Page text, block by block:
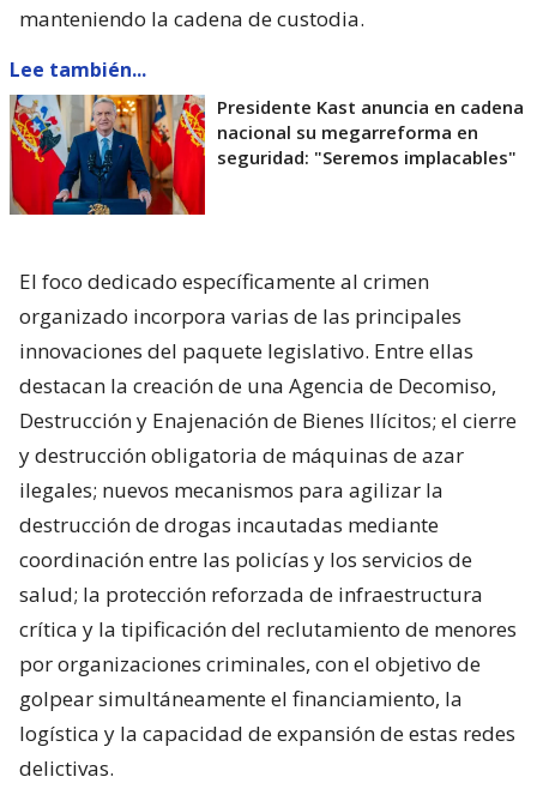
manteniendo la cadena de custodia.
Lee también...
Presidente Kast anuncia en cadena
nacional su megarreforma en
seguridad: "Seremos implacables"
El foco dedicado específicamente al crimen
organizado incorpora varias de las principales
innovaciones del paquete legislativo. Entre ellas
destacan la creación de una Agencia de Decomiso,
Destrucción y Enajenación de Bienes Ilícitos; el cierre
y destrucción obligatoria de máquinas de azar
ilegales; nuevos mecanismos para agilizar la
destrucción de drogas incautadas mediante
coordinación entre las policías y los servicios de
salud; la protección reforzada de infraestructura
crítica y la tipificación del reclutamiento de menores
por organizaciones criminales, con el objetivo de
golpear simultáneamente el financiamiento, la
logística y la capacidad de expansión de estas redes
delictivas.